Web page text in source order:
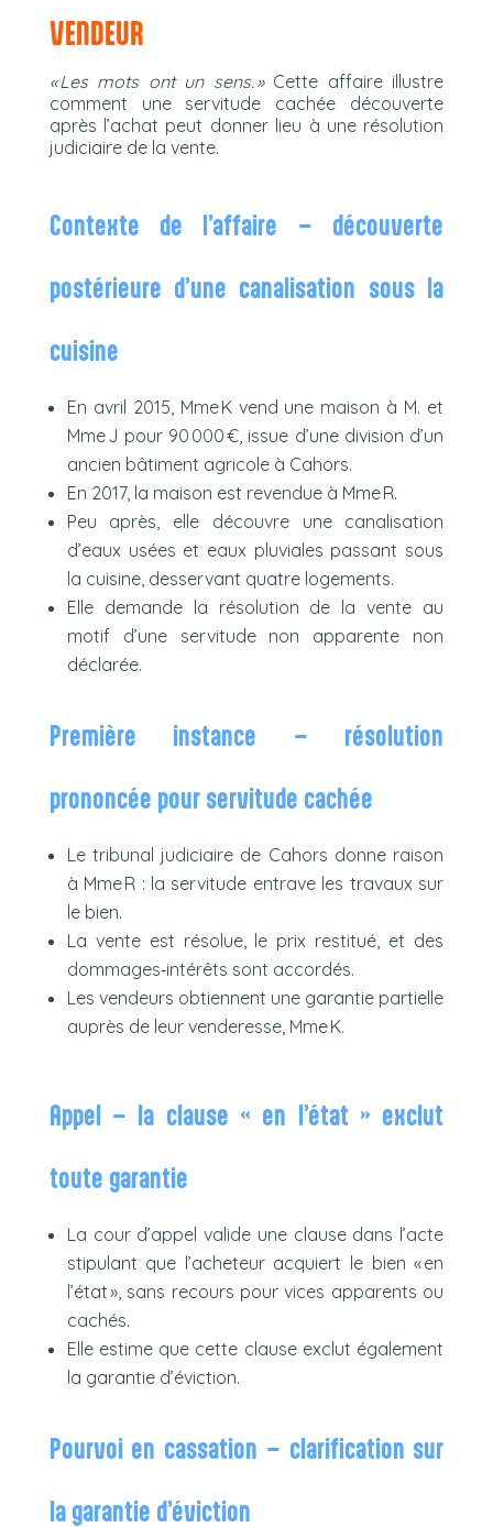
VENDEUR
« Les mots ont un sens. »Cette affaire illustre
comment une servitude cachée découverte
après l’achat peut donner lieu à une résolution
judiciaire de la vente.
Contexte de l’affaire – découverte
postérieure d’une canalisation sous la
cuisine
En avril 2015, Mme K vend une maison à M. et
Mme J pour 90 000 €, issue d’une division d’un
ancien bâtiment agricole à Cahors.
En 2017, la maison est revendue à Mme R.
Peu après, elle découvre une canalisation
d’eaux usées et eaux pluviales passant sous
la cuisine, desservant quatre logements.
Elle demande la résolution de la vente au
motif d’une servitude non apparente non
déclarée.
Première instance – résolution
prononcée pour servitude cachée
Le tribunal judiciaire de Cahors donne raison
à Mme R : la servitude entrave les travaux sur
le bien.
La vente est résolue, le prix restitué, et des
dommages‑intérêts sont accordés.
Les vendeurs obtiennent une garantie partielle
auprès de leur venderesse, Mme K.
Appel – la clause « en l’état » exclut
toute garantie
La cour d’appel valide une clause dans l’acte
stipulant que l’acheteur acquiert le bien « en
l’état », sans recours pour vices apparents ou
cachés.
Elle estime que cette clause exclut également
la garantie d’éviction.
Pourvoi en cassation – clarification sur
la garantie d’éviction